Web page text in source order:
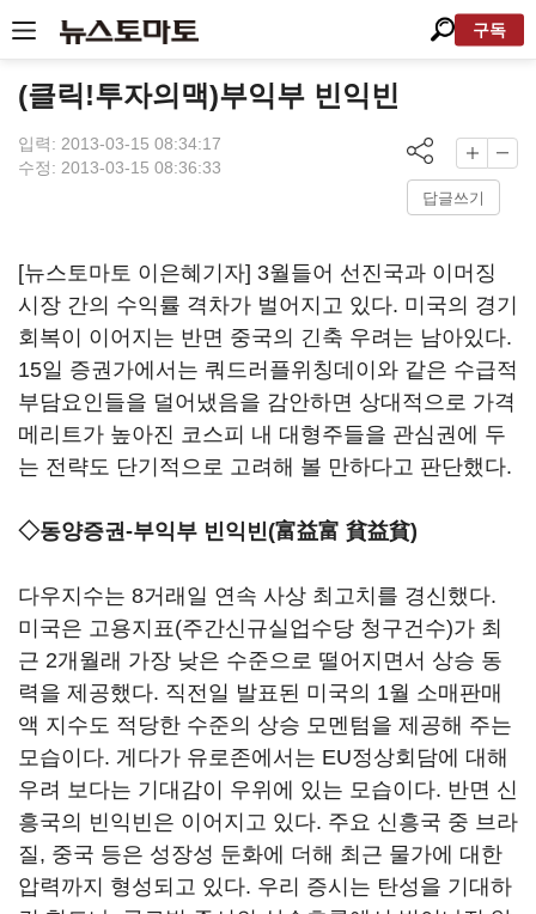
구독
(클릭!투자의맥)부익부 빈익빈
입력: 2013-03-15 08:34:17
수정: 2013-03-15 08:36:33
답글쓰기
[뉴스토마토 이은혜기자] 3월들어 선진국과 이머징
시장 간의 수익률 격차가 벌어지고 있다. 미국의 경기
회복이 이어지는 반면 중국의 긴축 우려는 남아있다.
15일 증권가에서는 쿼드러플위칭데이와 같은 수급적
부담요인들을 덜어냈음을 감안하면 상대적으로 가격
메리트가 높아진 코스피 내 대형주들을 관심권에 두
는 전략도 단기적으로 고려해 볼 만하다고 판단했다.
◇동양증권-부익부 빈익빈(富益富 貧益貧)
다우지수는 8거래일 연속 사상 최고치를 경신했다.
미국은 고용지표(주간신규실업수당 청구건수)가 최
근 2개월래 가장 낮은 수준으로 떨어지면서 상승 동
력을 제공했다. 직전일 발표된 미국의 1월 소매판매
액 지수도 적당한 수준의 상승 모멘텀을 제공해 주는
모습이다. 게다가 유로존에서는 EU정상회담에 대해
우려 보다는 기대감이 우위에 있는 모습이다. 반면 신
흥국의 빈익빈은 이어지고 있다. 주요 신흥국 중 브라
질, 중국 등은 성장성 둔화에 더해 최근 물가에 대한
압력까지 형성되고 있다. 우리 증시는 탄성을 기대하